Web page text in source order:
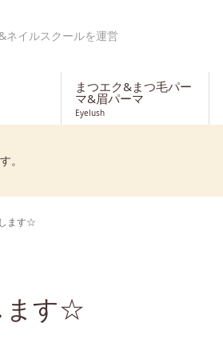
ネイルスクールを運営
まつエク&まつ毛パー
マ&眉パーマ
Eyelush
。
ます☆
ます☆